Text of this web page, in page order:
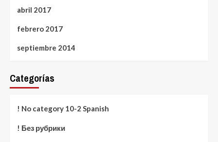
abril 2017
febrero 2017
septiembre 2014
Categorías
! No category 10-2 Spanish
! Без рубрики